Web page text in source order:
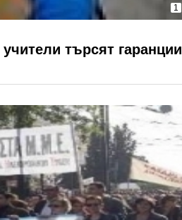
1
търсят гаранции